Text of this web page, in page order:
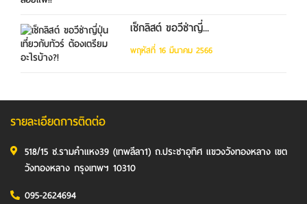
เช็กลิสต์ ขอวีซ่าญี่...
พฤหัสที่ 16 มีนาคม 2566
รายละเอียดการติดต่อ
518/15 ซ.รามคำแหง39 (เทพลีลา1) ถ.ประชาอุทิศ แขวงวังทองหลาง เขต
วังทองหลาง กรุงเทพฯ 10310
095-2624694